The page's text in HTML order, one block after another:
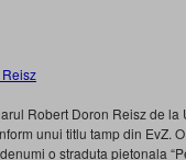
Robert Doron Reisz de la
unui titlu tamp din EvZ.
o straduta pietonala